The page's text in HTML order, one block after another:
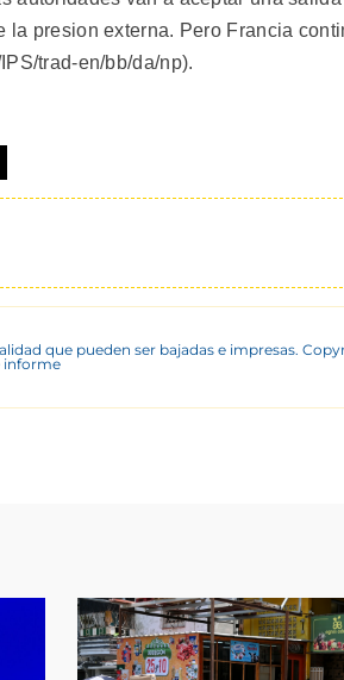
la presion externa. Pero Francia
trad-en/bb/da/np).
que pueden ser bajadas e impresas.
informe